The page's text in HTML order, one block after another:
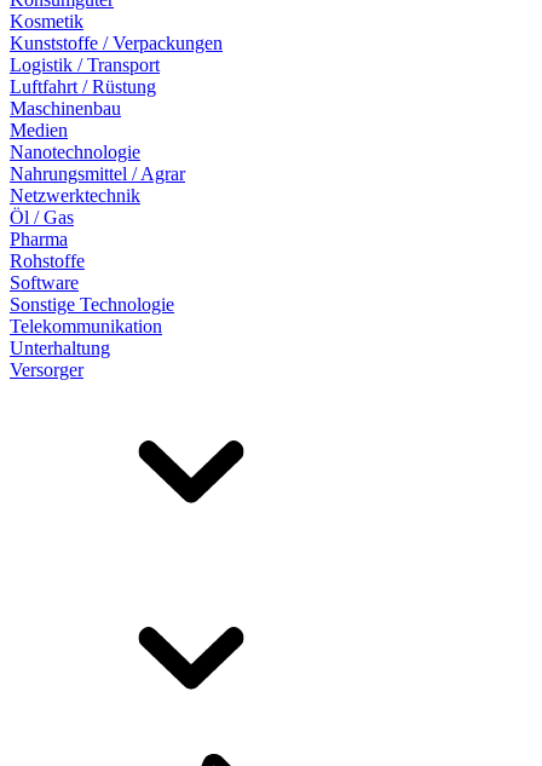
Kosmetik
Kunststoffe / Verpackungen
Logistik / Transport
Luftfahrt / Rüstung
Maschinenbau
Medien
Nanotechnologie
Nahrungsmittel / Agrar
Netzwerktechnik
Öl / Gas
Pharma
Rohstoffe
Software
Sonstige Technologie
Telekommunikation
Unterhaltung
Versorger